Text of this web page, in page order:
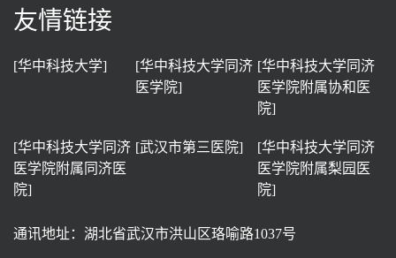
友情链接
[华中科技大学]
[华中科技大学同济
医学院]
[华中科技大学同济
医学院附属协和医
院]
[华中科技大学同济
医学院附属同济医
院]
[武汉市第三医院]
[华中科技大学同济
医学院附属梨园医
院]
通讯地址：湖北省武汉市洪山区珞喻路1037号